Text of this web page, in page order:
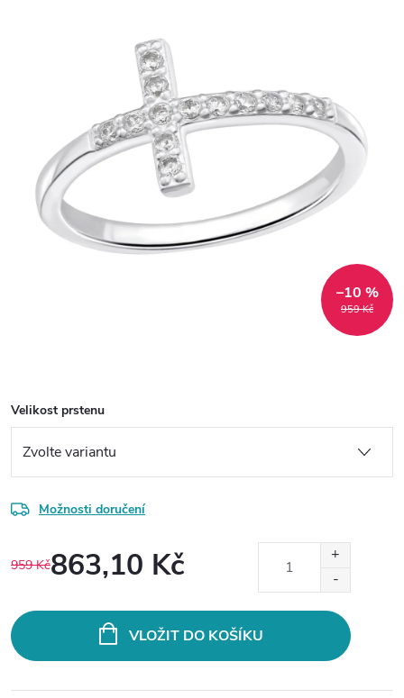
959 Kč
–10 %
Velikost prstenu
Možnosti doručení
959 Kč863,10 Kč
VLOŽIT DO KOŠÍKU